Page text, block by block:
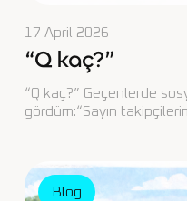
17 April 2026
“Q kaç?”
“Q kaç?” Geçenlerde
gördüm:“Sayın
Blog